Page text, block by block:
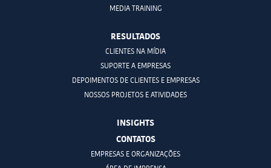
MEDIA TRAINING
RESULTADOS
CLIENTES NA MÍDIA
SUPORTE A EMPRESAS
DEPOIMENTOS DE CLIENTES E EMPRESAS
NOSSOS PROJETOS E ATIVIDADES
INSIGHTS
CONTATOS
EMPRESAS E ORGANIZAÇÕES